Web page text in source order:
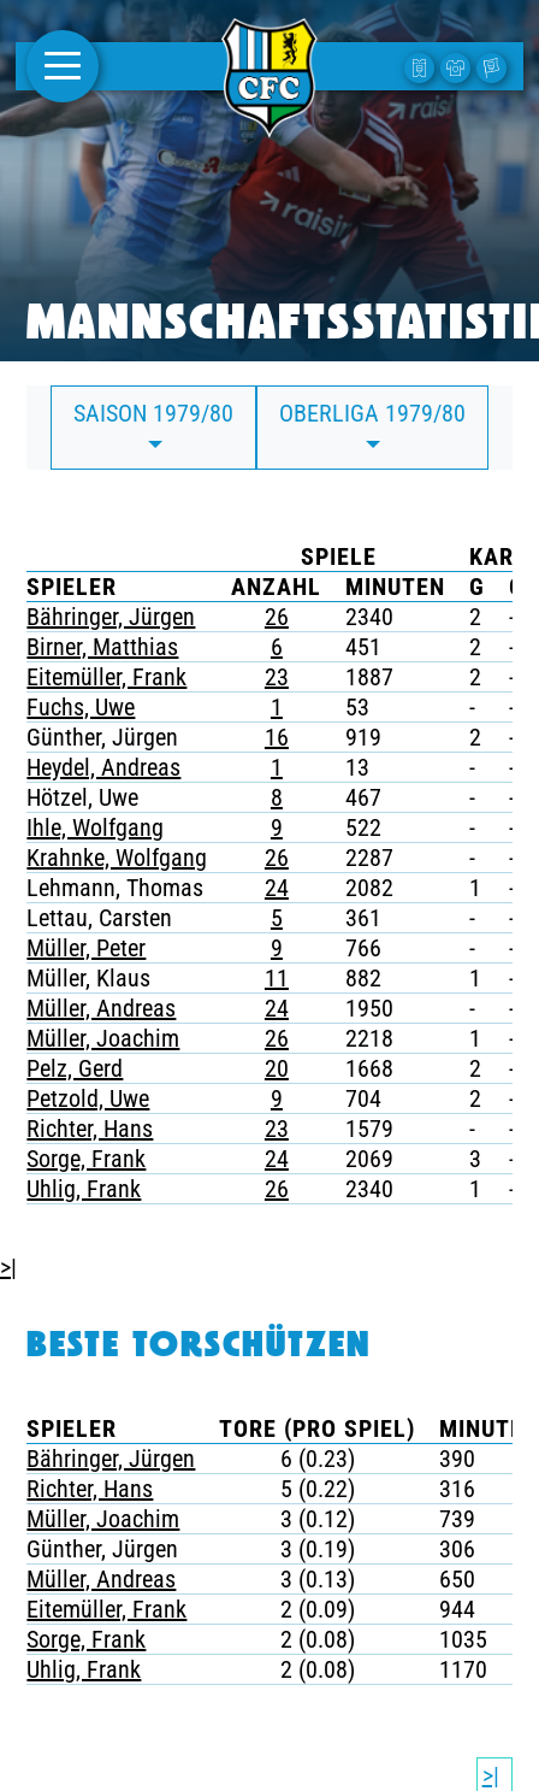
AKTUELLES
1. MANNSCHAFT
FRAUEN
CAMPUS
CLUB
CLUBMITGLIEDSCHAFT
BUSINESS
TICKETING
SAISON 1979/80 OBERLIGA 1979/80
SPIELE
SPIELER
ANZAHL MINUTEN G
G/
Bähringer, Jürgen
26 2340 2
-
Birner, Matthias
6 451 2
-
Eitemüller, Frank
23 1887 2
-
Fuchs, Uwe
1 53 -
-
Günther, Jürgen
16 919 2
-
Heydel, Andreas
1 13 -
-
Hötzel, Uwe
8 467 -
-
Ihle, Wolfgang
9 522 -
-
Krahnke, Wolfgang
26 2287 -
-
Lehmann, Thomas
24 2082 1
-
Lettau, Carsten
5 361 -
-
Müller, Peter
9 766 -
-
Müller, Klaus
11 882 1
-
Müller, Andreas
24 1950 -
-
Müller, Joachim
26 2218 1
-
Pelz, Gerd
20 1668 2
-
Petzold, Uwe
9 704 2
-
Richter, Hans
23 1579 -
-
Sorge, Frank
24 2069 3
-
Uhlig, Frank
26 2340 1 -
>|
BESTE TORSCHÜTZEN
SPIELER TORE (PRO SPIEL)
Bähringer, Jürgen
6 (0.23)
390
Richter, Hans
5 (0.22)
316
Müller, Joachim
3 (0.12)
739
Günther, Jürgen
3 (0.19)
306
Müller, Andreas
3 (0.13)
650
Eitemüller, Frank
2 (0.09)
944
Sorge, Frank
2 (0.08)
1035
Uhlig, Frank
2 (0.08) 1170
>|